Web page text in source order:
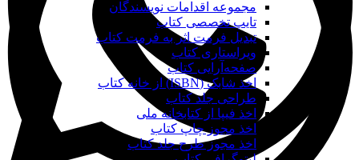
مجموعه اقدامات نویسندگان
تایپ تخصصی کتاب
تبدیل فرمت اثر به فرمت کتاب
ویراستاری کتاب
صفحه‌آرایی کتاب
اخذ شابک (ISBN) از خانه کتاب
طراحی جلد کتاب
اخذ فیپا از کتابخانه ملی
اخذ مجوز چاپ کتاب
اخذ مجوز طرح جلد کتاب